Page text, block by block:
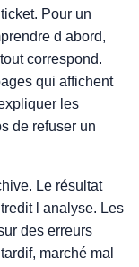
Pour un
d abord,
correspond.
qui affichent
les
de refuser un
Le résultat
l analyse. Les
des erreurs
marché mal